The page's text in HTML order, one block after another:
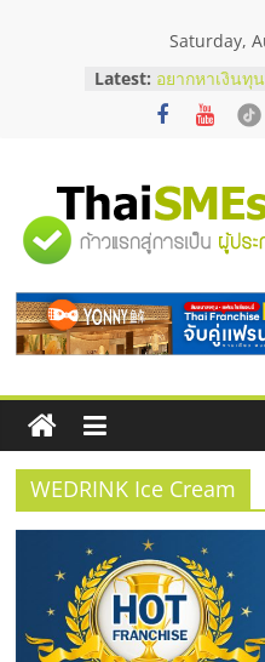
Saturday,
Latest: อยากหาเงินทุ
เริ่มยังไงให้ผ่
สัมมนาออนไล
ไชส์ ครั้งที่ 8
ร้านเครื่องเสี
บริษัท
วิธีเลือกผู้ให้บ
โจทย์ธุรกิจ
"ศูนย์
รวม
ข้อมูล
ธุรกิจ
SME
แห่ง
ประเทศไ
WEDRINK Ice Cream